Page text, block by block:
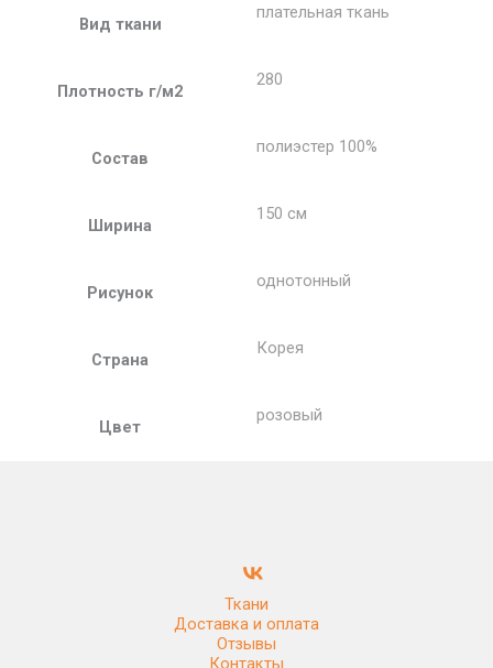
Вид ткани
плательная ткань
Плотность г/м2
280
Состав
полиэстер 100%
Ширина
150 см
Рисунок
однотонный
Страна
Корея
Цвет
розовый
Ткани
Доставка и оплата
Отзывы
Контакты